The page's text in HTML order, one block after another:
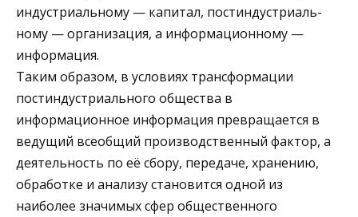
индустриальному — капитал, постиндустриаль­
ному — организация, а информационному —
информация.
Таким образом, в условиях трансформации
постиндустри­ального общества в
информационное информация превращает­ся в
ведущий всеобщий производственный фактор, а
деятель­ность по её сбору, передаче, хранению,
обработке и анализу становится одной из
наиболее значимых сфер общественного